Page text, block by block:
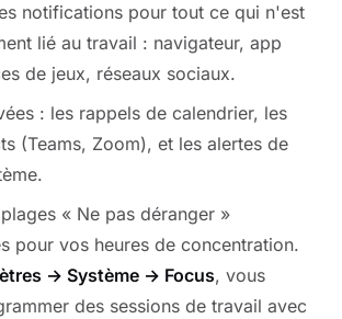
notifications pour tout ce qui n'est
lié au travail : navigateur, app
de jeux, réseaux sociaux.
: les rappels de calendrier, les
(Teams, Zoom), et les alertes de
« Ne pas déranger »
pour vos heures de concentration.
→ Système → Focus, vous
des sessions de travail avec